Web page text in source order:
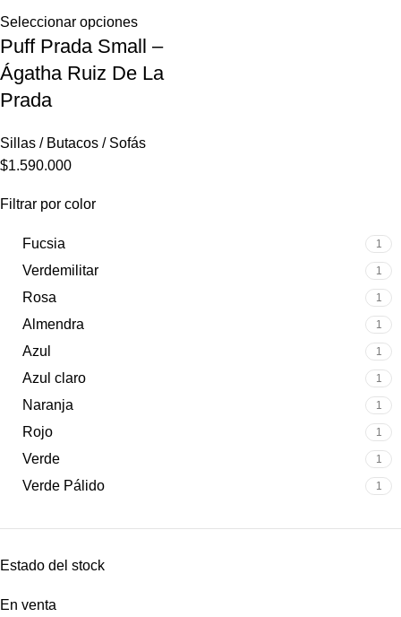
Seleccionar opciones
Puff Prada Small –
Ágatha Ruiz De La
Prada
Sillas / Butacos / Sofás
$1.590.000
Filtrar por color
Fucsia 1
Verdemilitar 1
Rosa 1
Almendra 1
Azul 1
Azul claro 1
Naranja 1
Rojo 1
Verde 1
Verde Pálido 1
Estado del stock
En venta